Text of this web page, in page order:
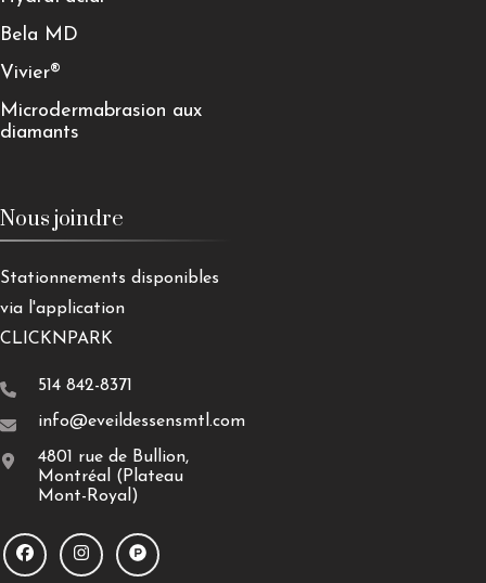
Bela MD
Vivier®
Microdermabrasion aux
diamants
Nous joindre
Stationnements disponibles
via l'application
CLICKNPARK
514 842-8371
info@eveildessensmtl.com
4801 rue de Bullion,
Montréal (Plateau
Mont-Royal)